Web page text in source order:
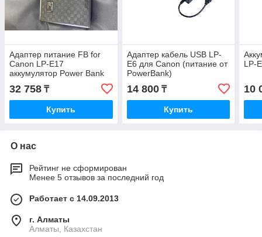
Адаптер питание FB for
Canon LP-E17
аккумулятор Power Bank
32 758 ₸
Купить
Адаптер кабель USB LP-
E6 для Canon (питание от
PowerBank)
14 800₸
Купить
LP-
10
О нас
Рейтинг не сформирован
Менее 5 отзывов за последний год
Работает с 14.09.2013
г. Алматы
Алматы, Казахстан